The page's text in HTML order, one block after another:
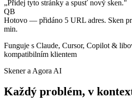
„Přidej tyto stránky a spusť nový sken."
QB
Hotovo — přidáno 5 URL adres. Sken
min.
Funguje s Claude, Cursor, Copilot &
kompatibilním klientem
Skener a Agora AI
Každý problém, v